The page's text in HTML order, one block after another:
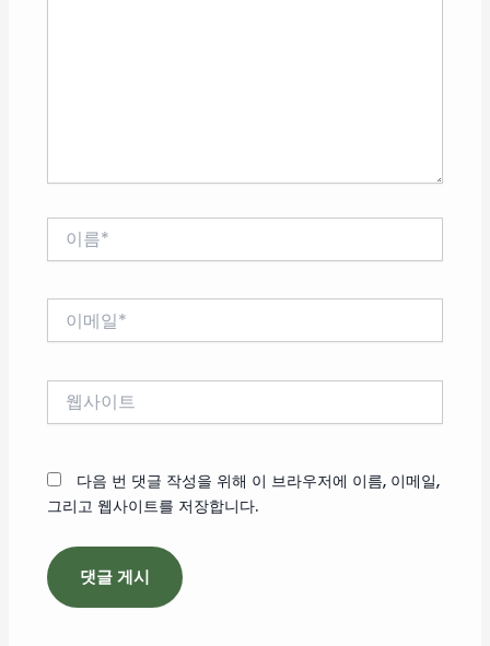
다음 번 댓글 작성을 위해 이 브라우저에 이름, 이메일,
그리고 웹사이트를 저장합니다.